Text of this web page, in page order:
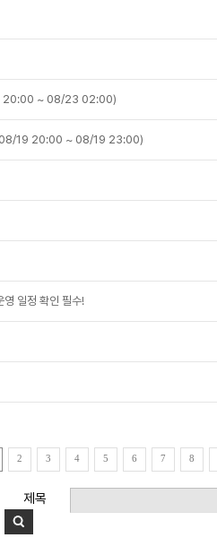
20:00 ~ 08/23 02:00)
(08/19 20:00 ~ 08/19 23:00)
영 일정 확인 필수!
2 3 4 5 6 7 8
제목